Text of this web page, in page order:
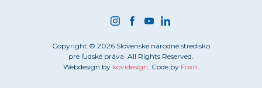
Copyright © 2026 Slovenské národné stredisko
pre ľudské práva. All Rights Reserved.
Webdesign by kovidesign . Code by Foxili